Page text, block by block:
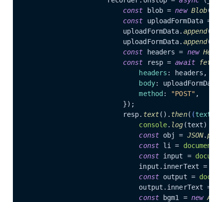
const blob = new Blob
const uploadFormData =
                        uploadFormData.
append(
                        uploadFormData.
append(
const headers = new
const resp = await fetch
headers : headers,
body:
method: "POST" ,
                        });
                        resp.
text(). then( (text
console. log (text)
const obj = JSON.
const li = document
const input =
                            input.
innerText =
const output =
                            output.
innerText =
const bgm1 = new